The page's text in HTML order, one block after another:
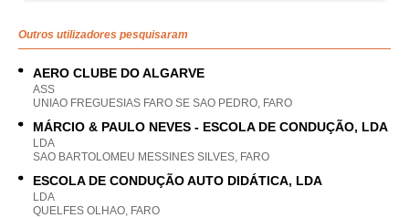
Outros utilizadores pesquisaram
AERO CLUBE DO ALGARVE
ASS
UNIAO FREGUESIAS FARO SE SAO PEDRO, FARO
MÁRCIO & PAULO NEVES - ESCOLA DE CONDUÇÃO, LDA
LDA
SAO BARTOLOMEU MESSINES SILVES, FARO
ESCOLA DE CONDUÇÃO AUTO DIDÁTICA, LDA
LDA
QUELFES OLHAO, FARO